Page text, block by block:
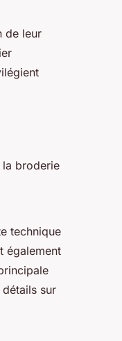
de leur
la broderie
technique
également
sur